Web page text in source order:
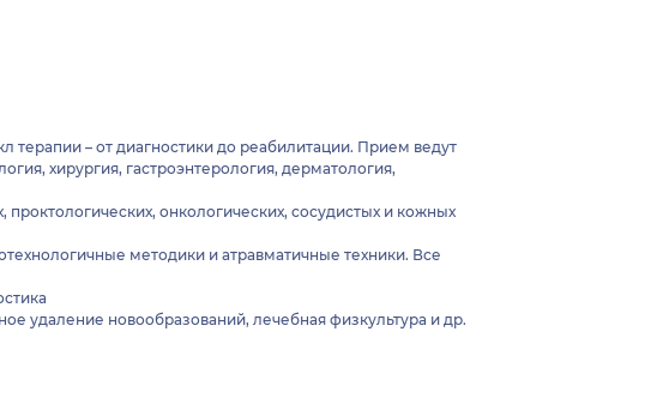
– от диагностики до реабилитации. Прием ведут
хирургия, гастроэнтерология, дерматология,
онкологических, сосудистых и кожных
методики и атравматичные техники. Все
удаление новообразований, лечебная физкультура и др.